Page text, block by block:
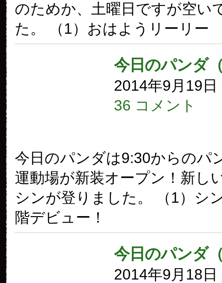
のためか、土曜日ですが空い
た。 （1）おはようリーリー
今日のパンダ
2014年9月19日
36 コメント
今日のパンダは9:30からのパ
運動場が新装オープン！新し
シンが登りました。 （1）シ
階デビュー！
今日のパンダ
2014年9月18日